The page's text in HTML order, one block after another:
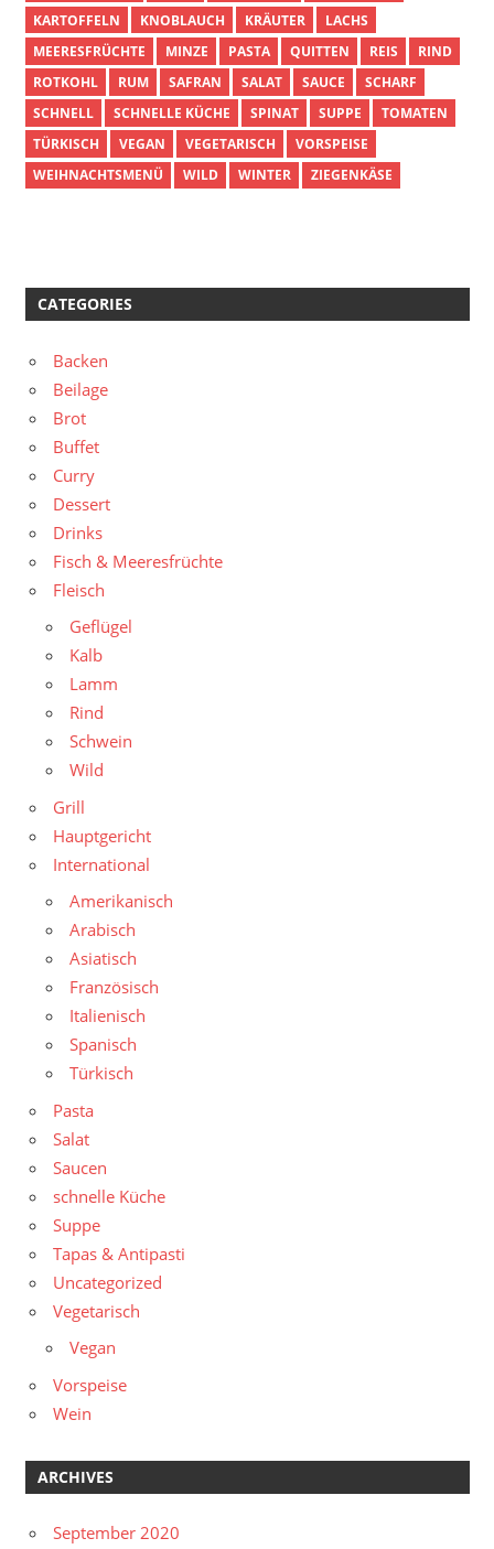
KARTOFFELN
KNOBLAUCH KRÄUTER
LACHS
MEERESFRÜCHTE
MINZE PASTA QUITTEN REIS
RIND
ROTKOHL
RUM SAFRAN SALAT SAUCE
SCHARF
SCHNELL
SCHNELLE KÜCHE SPINAT SUPPE
TOMATEN
TÜRKISCH
VEGAN VEGETARISCH
VORSPEISE
WEIHNACHTSMENÜ
WILD WINTER ZIEGENKÄSE
CATEGORIES
Backen
Beilage
Brot
Buffet
Curry
Dessert
Drinks
Fisch & Meeresfrüchte
Fleisch
Geflügel
Kalb
Lamm
Rind
Schwein
Wild
Grill
Hauptgericht
International
Amerikanisch
Arabisch
Asiatisch
Französisch
Italienisch
Spanisch
Türkisch
Pasta
Salat
Saucen
schnelle Küche
Suppe
Tapas & Antipasti
Uncategorized
Vegetarisch
Vegan
Vorspeise
Wein
ARCHIVES
September 2020